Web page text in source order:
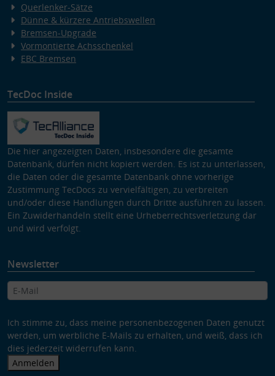
Querlenker-Sätze
Dünne & kürzere Antriebswellen
Bremsen-Upgrade
Vormontierte Achsschenkel
EBC Bremsen
TecDoc Inside
Die hier angezeigten Daten, insbesondere die gesamte
Datenbank, dürfen nicht kopiert werden. Es ist zu unterlassen,
die Daten oder die gesamte Datenbank ohne vorherige
Zustimmung TecDocs zu vervielfältigen, zu verbreiten
und/oder diese Handlungen durch Dritte ausführen zu lassen.
Ein Zuwiderhandeln stellt eine Urheberrechtsverletzung dar
und wird verfolgt.
Newsletter
Ich stimme zu, dass meine personenbezogenen Daten genutzt
werden, um werbliche E-Mails zu erhalten, und weiß, dass ich
dies jederzeit widerrufen kann.
Anmelden